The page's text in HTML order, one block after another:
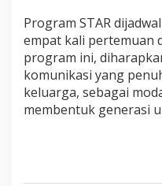
Program STAR
empat kali pertemuan
program ini,
komunikasi yang
keluarga, sebagai
membentuk generasi